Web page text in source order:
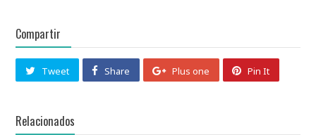
Compartir
Tweet Share Plus one Pin It
Relacionados